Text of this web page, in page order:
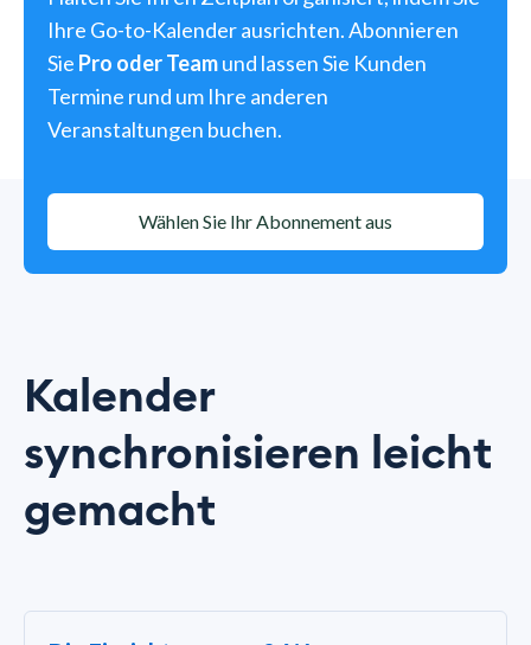
Ihre Go-to-Kalender ausrichten. Abonnieren
Sie Pro oder Teamund lassen Sie Kunden
Termine rund um Ihre anderen
Veranstaltungen buchen.
Wählen Sie Ihr Abonnement aus
Kalender
synchronisieren leicht
gemacht